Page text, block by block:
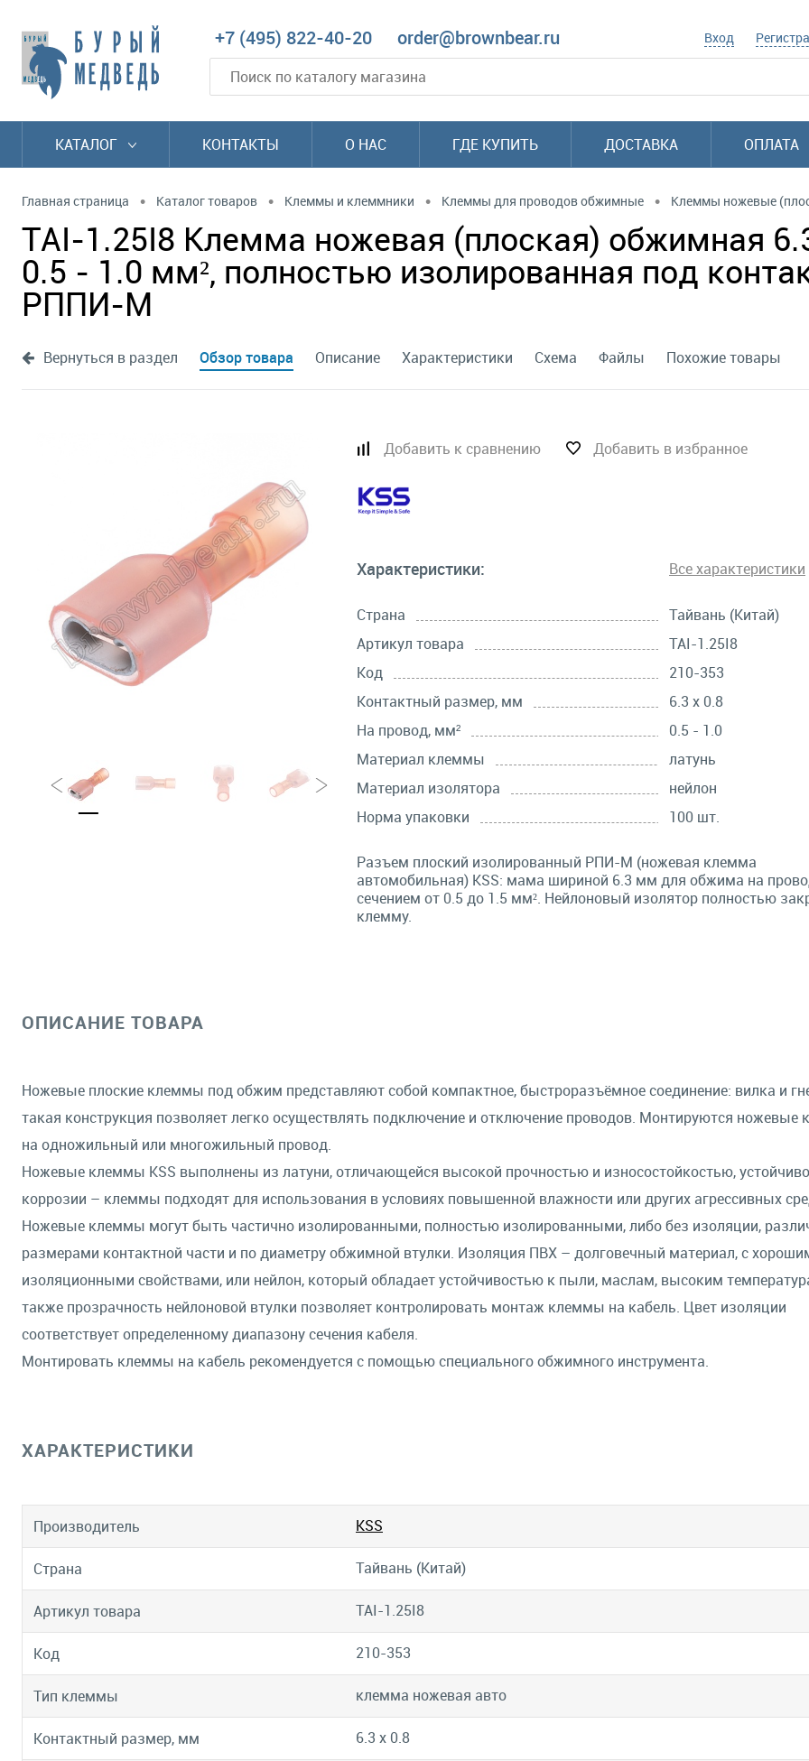
+7 (495) 822-40-20 order@brownbear.ru Вход
КАТАЛОГ КОНТАКТЫ О НАС ГДЕ КУПИТЬ ДОСТАВКА ОПЛАТА
Главная страница • Каталог товаров • Клеммы и клеммники • Клеммы для проводов обжимные • Клеммы ножевые
TAI-1.25I8 Клемма ножевая (плоская) обжимная
0.5 - 1.0 мм², полностью изолированная под
РППИ-М
Вернуться в раздел Обзор товара Описание Характеристики Схема Файлы Похожие товары
Добавить к сравнению Добавить в избранное
Характеристики: Все характеристики
Страна
Тайвань (Китай)
Артикул товара
TAI-1.25I8
Код
210-353
Контактный размер, мм
6.3 х 0.8
На провод, мм²
0.5 - 1.0
Материал клеммы
латунь
Материал изолятора
нейлон
Норма упаковки
100 шт.
Разъем плоский изолированный РПИ-М (ножевая клемма
автомобильная) KSS: мама шириной 6.3 мм для обжима на
сечением от 0.5 до 1.5 мм². Нейлоновый изолятор полностью
клемму.
ОПИСАНИЕ ТОВАРА
Ножевые плоские клеммы под обжим представляют собой компактное, быстроразъёмное соединение: вилка и
такая конструкция позволяет легко осуществлять подключение и отключение проводов. Монтируются ножевые
на одножильный или многожильный провод.
Ножевые клеммы KSS выполнены из латуни, отличающейся высокой прочностью и износостойкостью,
коррозии – клеммы подходят для использования в условиях повышенной влажности или других агрессивных
Ножевые клеммы могут быть частично изолированными, полностью изолированными, либо без изоляции,
размерами контактной части и по диаметру обжимной втулки. Изоляция ПВХ – долговечный материал, с
изоляционными свойствами, или нейлон, который обладает устойчивостью к пыли, маслам, высоким
также прозрачность нейлоновой втулки позволяет контролировать монтаж клеммы на кабель. Цвет изоляции
соответствует определенному диапазону сечения кабеля.
Монтировать клеммы на кабель рекомендуется с помощью специального обжимного инструмента.
ХАРАКТЕРИСТИКИ
Производитель KSS
Страна Тайвань (Китай)
Артикул товара TAI-1.25I8
Код 210-353
Тип клеммы клемма ножевая авто
Контактный размер, мм 6.3 х 0.8